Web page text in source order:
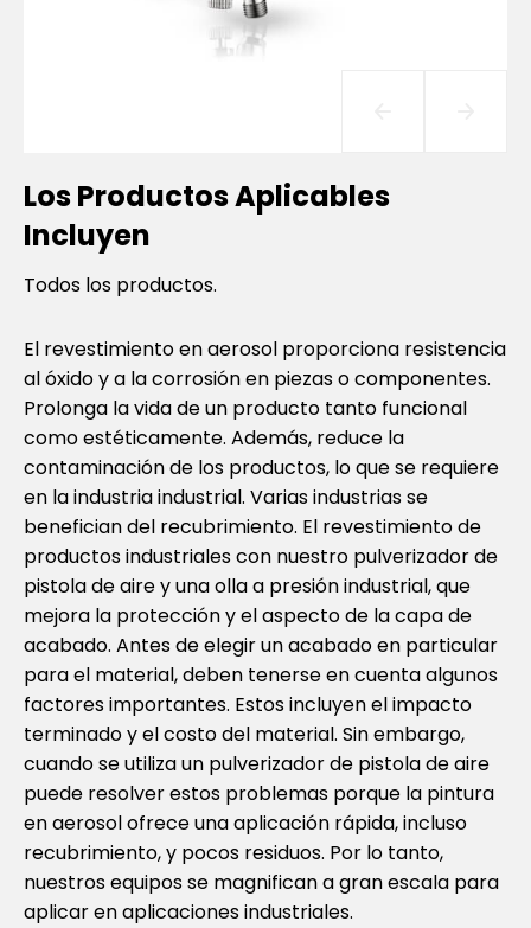
Los Productos Aplicables
Incluyen
Todos los productos.
El revestimiento en aerosol proporciona resistencia
al óxido y a la corrosión en piezas o componentes.
Prolonga la vida de un producto tanto funcional
como estéticamente. Además, reduce la
contaminación de los productos, lo que se requiere
en la industria industrial. Varias industrias se
benefician del recubrimiento. El revestimiento de
productos industriales con nuestro pulverizador de
pistola de aire y una olla a presión industrial, que
mejora la protección y el aspecto de la capa de
acabado. Antes de elegir un acabado en particular
para el material, deben tenerse en cuenta algunos
factores importantes. Estos incluyen el impacto
terminado y el costo del material. Sin embargo,
cuando se utiliza un pulverizador de pistola de aire
puede resolver estos problemas porque la pintura
en aerosol ofrece una aplicación rápida, incluso
recubrimiento, y pocos residuos. Por lo tanto,
nuestros equipos se magnifican a gran escala para
aplicar en aplicaciones industriales.